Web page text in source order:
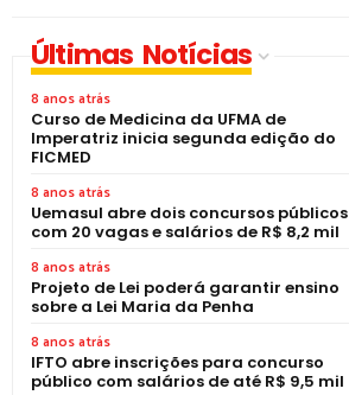
Últimas Notícias
8 anos atrás
Curso de Medicina da UFMA de
Imperatriz inicia segunda edição do
FICMED
8 anos atrás
Uemasul abre dois concursos públicos
com 20 vagas e salários de R$ 8,2 mil
8 anos atrás
Projeto de Lei poderá garantir ensino
sobre a Lei Maria da Penha
8 anos atrás
IFTO abre inscrições para concurso
público com salários de até R$ 9,5 mil